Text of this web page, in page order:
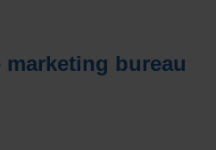
marketing bureau